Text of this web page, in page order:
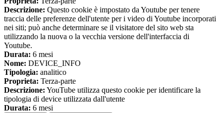
Descrizione: Questo cookie è impostato da Youtube per tenere
traccia delle preferenze dell'utente per i video di Youtube incorporati
nei siti; può anche determinare se il visitatore del sito web sta
utilizzando la nuova o la vecchia versione dell'interfaccia di
Youtube.
Durata: 6 mesi
Nome: DEVICE_INFO
Tipologia: analitico
Proprieta: Terza-parte
Descrizione: YouTube utilizza questo cookie per identificare la
tipologia di device utilizzata dall'utente
Durata: 6 mesi